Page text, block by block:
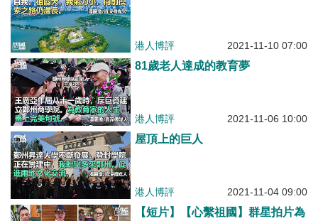
港人博評 2021-11-10 07:00
81歲老人達成的教育夢
港人博評 2021-11-06 10:00
屋頂上的巨人
港人博評 2021-11-04 09:00
【短片】【心繫祖國】群星拍片為